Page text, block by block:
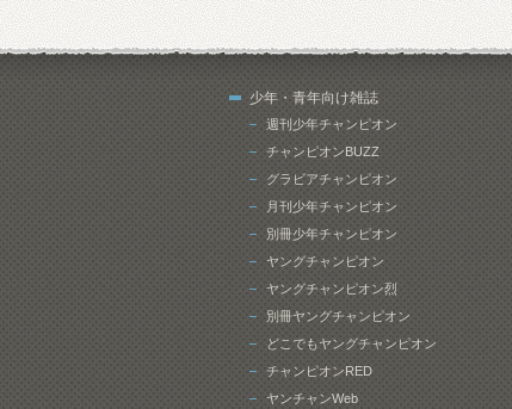
少年・青年向け雑誌
週刊少年チャンピオン
チャンピオンBUZZ
グラビアチャンピオン
月刊少年チャンピオン
別冊少年チャンピオン
ヤングチャンピオン
ヤングチャンピオン烈
別冊ヤングチャンピオン
どこでもヤングチャンピオン
チャンピオンRED
ヤンチャンWeb